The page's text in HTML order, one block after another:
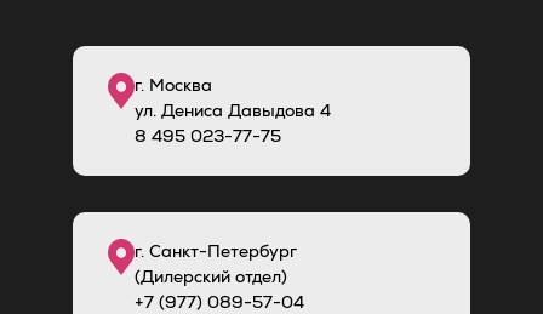
г. Москва
ул. Дениса Давыдова 4
8 495 023-77-75
г. Санкт-Петербург
(Дилерский отдел)
+7 (977) 089-57-04